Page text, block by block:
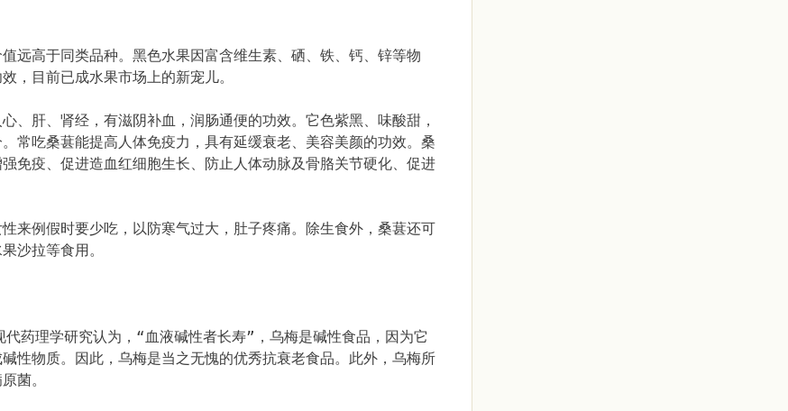
远高于同类品种。黑色水果因富含维生素、硒、铁、钙、锌等物
，目前已成水果市场上的新宠儿。
、肝、肾经，有滋阴补血，润肠通便的功效。它色紫黑、味酸甜，
常吃桑葚能提高人体免疫力，具有延缓衰老、美容美颜的功效。桑
免疫、促进造血红细胞生长、防止人体动脉及骨胳关节硬化、促进
来例假时要少吃，以防寒气过大，肚子疼痛。除生食外，桑葚还可
沙拉等食用。
药理学研究认为，“血液碱性者长寿”，乌梅是碱性食品，因为它
性物质。因此，乌梅是当之无愧的优秀抗衰老食品。此外，乌梅所
菌。